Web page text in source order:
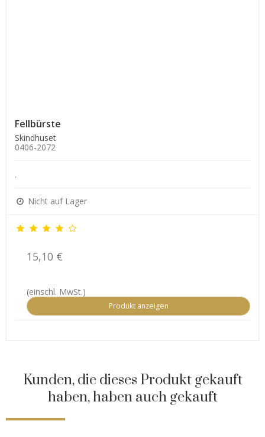
Fellbürste
Skindhuset
0406-2072
.
Nicht auf Lager
15,10 €
(einschl. MwSt.)
Produkt anzeigen
Kunden, die dieses Produkt gekauft
haben, haben auch gekauft